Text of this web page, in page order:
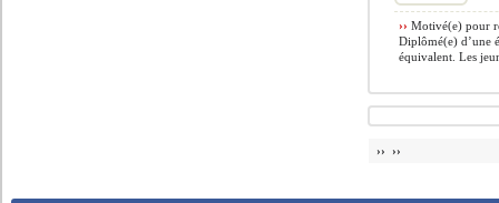
›› Motivé(e) pour
Diplômé(e) d’une
équivalent. Les
›› ››